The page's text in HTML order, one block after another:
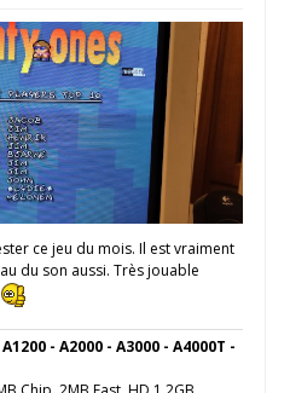
ce jeu du mois. Il est vraiment
du son aussi. Très jouable
- A2000 - A3000 - A4000T -